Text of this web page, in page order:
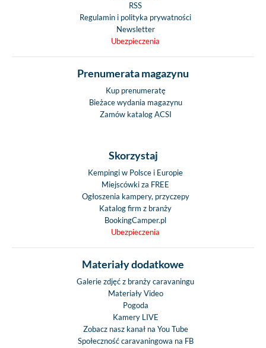
RSS
Regulamin i polityka prywatności
Newsletter
Ubezpieczenia
Prenumerata magazynu
Kup prenumeratę
Bieżace wydania magazynu
Zamów katalog ACSI
Skorzystaj
Kempingi w Polsce i Europie
Miejscówki za FREE
Ogłoszenia kampery, przyczepy
Katalog firm z branży
BookingCamper.pl
Ubezpieczenia
Materiały dodatkowe
Galerie zdjęć z branży caravaningu
Materiały Video
Pogoda
Kamery LIVE
Zobacz nasz kanał na You Tube
Społeczność caravaningowa na FB